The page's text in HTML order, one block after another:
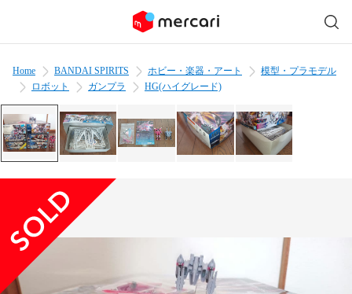
Home BANDAI SPIRITS ホビー・楽器・アート
模型・プラモデル
ロボット
ガンプラ HG(ハイグレード)